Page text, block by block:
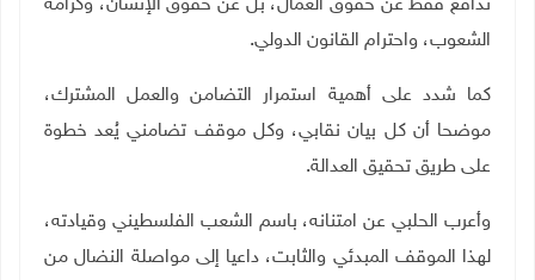
تدافع فقط عن حقوق العمال، بل عن حقوق الإنسان، وكرامة
الشعوب، واحترام القانون الدولي.
كما شدد على أهمية استمرار التضامن والعمل المشترك،
موضحا أن كل بيان نقابي، وكل موقف تضامني يُعد خطوة
على طريق تحقيق العدالة.
وأعرب الحلبي عن امتنانه، باسم الشعب الفلسطيني وقيادته،
لهذا الموقف المبدئي والثابت، داعيا إلى مواصلة النضال من